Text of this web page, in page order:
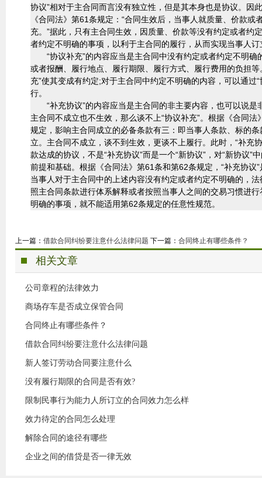
协议”相对于主合同而言没有独立性，但是其本身也是协议。因
《合同法》第61条规定：“合同生效后，当事人就质量、价款
充。”据此，只有主合同生效，因质量、价款等没有约定或者约
者约定不明确的事项，以利于主合同的履行，从而实现当事人
“协议补充”的内容应当是主合同中没有约定或者约定不明确
或者报酬、履行地点、履行期限、履行方式、履行费用的负担
充”使其变成有约定;对于主合同中约定不明确的内容，可以通
行。
“补充协议”的内容应当是主合同的非主要内容，也可以说是
主合同不成立也不生效，那么谈不上“协议补充”。根据《合同
规定，影响主合同成立的必备条款有三：即当事人条款、标的
立。主合同不成立，谈不到生效，更谈不上履行。此时，“补充
款达成的协议，不是“补充协议”而是一个“新协议”，对“新协议
前提和基础。根据《合同法》第61条和第62条规定，“补充协
当事人对于主合同中的上述内容没有约定或者约定不明确的，
照主合同条款进行体系解释或者按照当事人之间的交易习惯进
明确的事项，就不能适用第62条规定的任意性规范。
上一篇： 借款合同纠纷要注意什么法律问题 下一篇： 合同终止有哪些条件？
相关文章
公司章程的法律效力
商场存车是否成立保管合同
合同终止有哪些条件？
借款合同纠纷要注意什么法律问题
新人签订劳动合同要注意什么
没有履行期限的合同是否有效?
限制民事行为能力人所订立的合同效力怎么样
效力待定的合同怎么处理
解除合同的途径有哪些
企业之间的借贷是否一律无效